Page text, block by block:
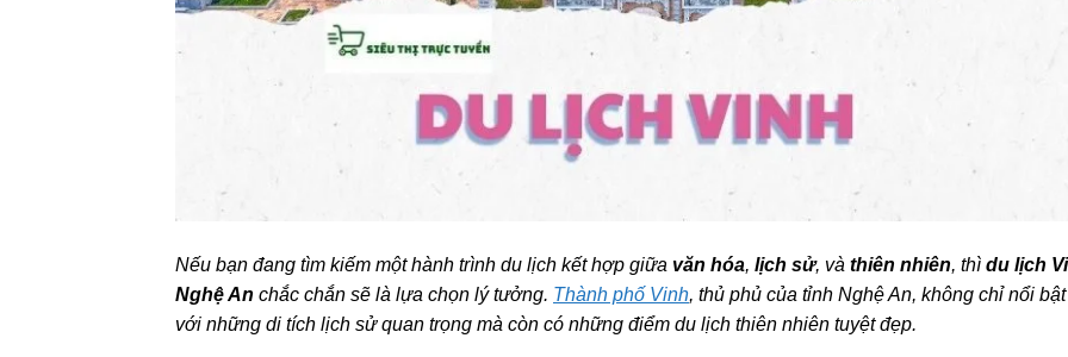
Nếu bạn đang tìm kiếm một hành trình du lịch kết hợp giữa văn hóa, lịch sử, và thiên nhiên, thì du lịch
Nghệ An chắc chắn sẽ là lựa chọn lý tưởng. Thành phố Vinh, thủ phủ của tỉnh Nghệ An, không chỉ nổi bật
với những di tích lịch sử quan trọng mà còn có những điểm du lịch thiên nhiên tuyệt đẹp.